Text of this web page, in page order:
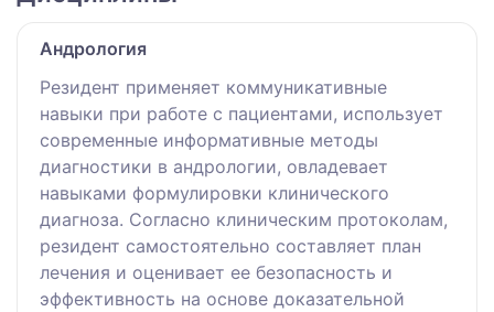
Андрология
Резидент применяет коммуникативные
навыки при работе с пациентами, использует
современные информативные методы
диагностики в андрологии, овладевает
навыками формулировки клинического
диагноза. Согласно клиническим протоколам,
резидент самостоятельно составляет план
лечения и оценивает ее безопасность и
эффективность на основе доказательной